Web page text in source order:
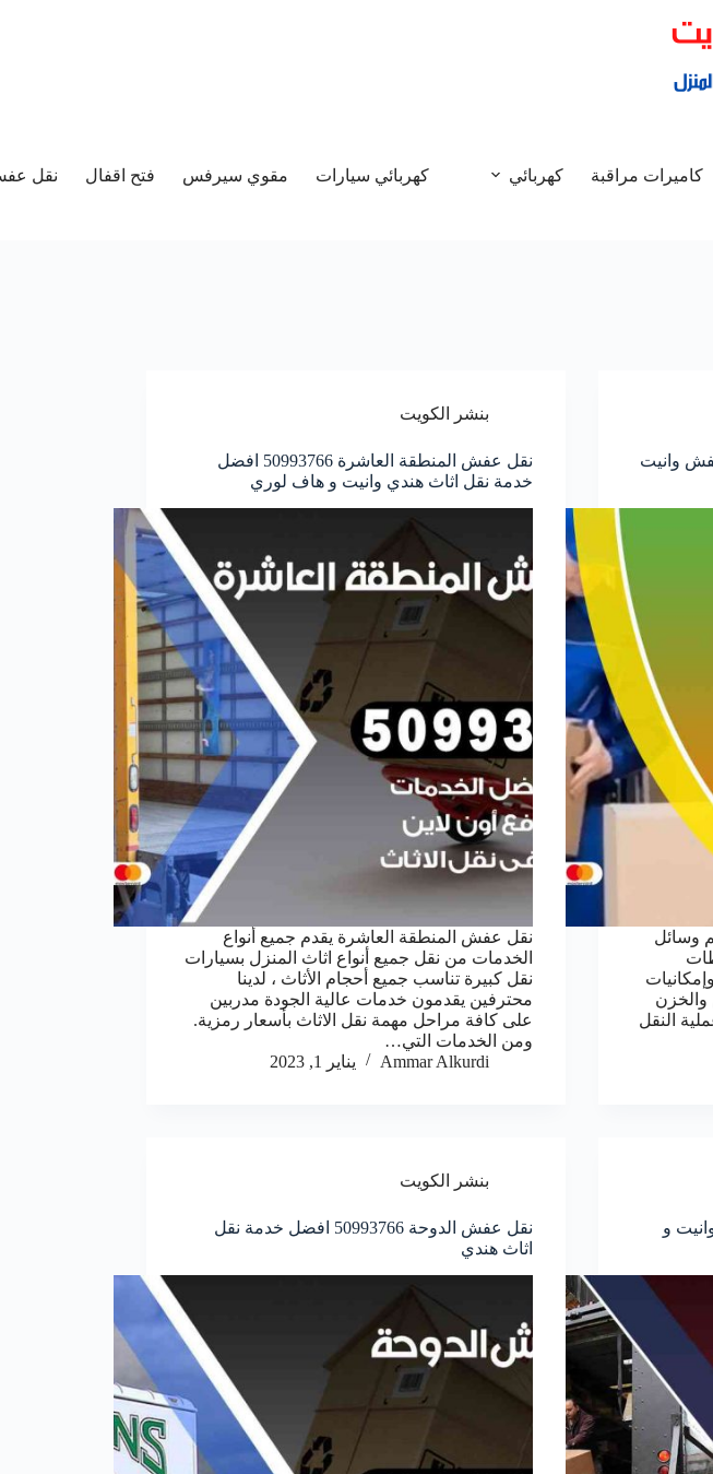
كاميرات مراقبة كهربائي كهربائي سيارات مقوي سيرفس فتح اقفال نقل
نقل عفش وانيت
وسائل
والخزن
النقل
بنشر الكويت
نقل عفش المنطقة العاشرة 50993766 افضل
خدمة نقل اثاث هندي وانيت و هاف لوري
نقل عفش المنطقة العاشرة يقدم جميع أنواع
الخدمات من نقل جميع أنواع اثاث المنزل بسيارات
نقل كبيرة تناسب جميع أحجام الأثاث ، لدينا
محترفين يقدمون خدمات عالية الجودة مدربين
على كافة مراحل مهمة نقل الاثاث بأسعار رمزية.
ومن الخدمات التي…
Ammar Alkurdi
يناير 1, 2023
افضل وانيت و
بنشر الكويت
نقل عفش الدوحة 50993766 افضل خدمة نقل
اثاث هندي